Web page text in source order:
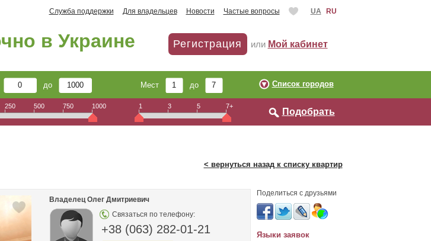
Служба поддержки Для владельцев Новости Частые вопросы UARU
в Украине Регистрация или Мой кабинет
до Мест до Список городов
250 500 750 1000 1 3 5 7+
Подобрать
< вернуться назад к списку квартир
Поделиться с друзьями
Языки заявок
Владелец Олег Дмитриевич
Связаться по телефону:
+38 (063) 282-01-21